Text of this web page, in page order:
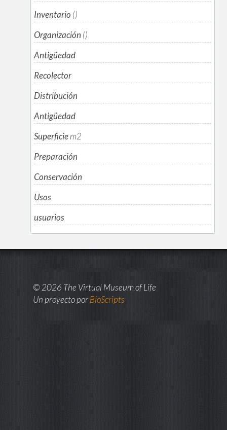
Inventario ()
Organización ()
Antigüedad
Recolector
Distribución
Antigüedad
Superficiem2
Preparación
Conservación
Usos
usuarios
© 2026 The Virtual Museum of Life
Un proyecto porBioScripts